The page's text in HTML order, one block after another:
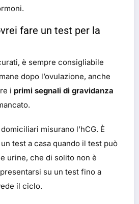
fare un test per la
è sempre consigliabile
dopo l’ovulazione, anche
i primi segnali di gravidanza
misurano l’hCG. È
test a casa quando il test può
urine, che di solito non è
su un test fino a
il ciclo.